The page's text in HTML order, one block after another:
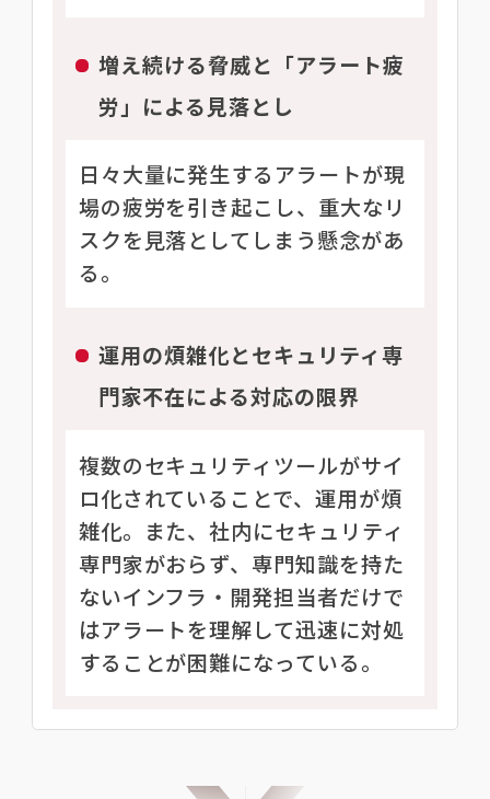
増え続ける脅威と「アラート疲
労」による見落とし
日々大量に発生するアラートが現
場の疲労を引き起こし、重大なリ
スクを見落としてしまう懸念があ
る。
運用の煩雑化とセキュリティ専
門家不在による対応の限界
複数のセキュリティツールがサイ
ロ化されていることで、運用が煩
雑化。また、社内にセキュリティ
専門家がおらず、専門知識を持た
ないインフラ・開発担当者だけで
はアラートを理解して迅速に対処
することが困難になっている。